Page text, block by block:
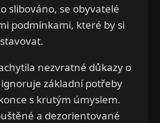
slibováno, se obyvatelé
podmínkami, které by si
nezvratné důkazy o
základní potřeby
s krutým úmyslem.
a dezorientované